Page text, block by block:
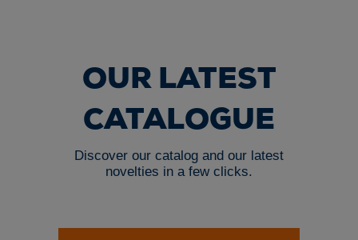
OUR LATEST
CATALOGUE
Discover our catalog and our latest
novelties in a few clicks.